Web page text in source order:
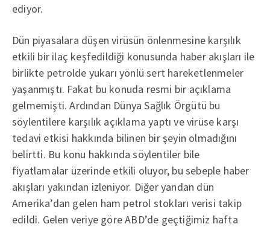
ediyor.
Dün piyasalara düşen virüsün önlenmesine karşılık
etkili bir ilaç keşfedildiği konusunda haber akışları ile
birlikte petrolde yukarı yönlü sert hareketlenmeler
yaşanmıştı. Fakat bu konuda resmi bir açıklama
gelmemişti. Ardından Dünya Sağlık Örgütü bu
söylentilere karşılık açıklama yaptı ve virüse karşı
tedavi etkisi hakkında bilinen bir şeyin olmadığını
belirtti. Bu konu hakkında söylentiler bile
fiyatlamalar üzerinde etkili oluyor, bu sebeple haber
akışları yakından izleniyor. Diğer yandan dün
Amerika’dan gelen ham petrol stokları verisi takip
edildi. Gelen veriye göre ABD’de geçtiğimiz hafta